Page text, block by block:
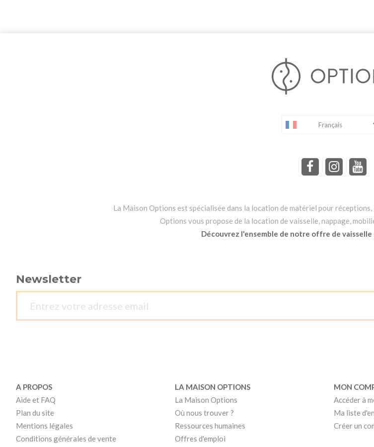
Français
La Maison Options est spécialisée dans la location de matériel pour
Options vous propose de la location de vaisselle, nappage,
Découvrez l'ensemble de notre offre de
Newsletter
A PROPOS
Aide et FAQ
Plan du site
Mentions légales
Conditions générales de vente
LA MAISON OPTIONS
La Maison Options
Où nous trouver ?
Ressources humaines
Offres d'emploi
MON
Accéder à
Ma liste
Créer un